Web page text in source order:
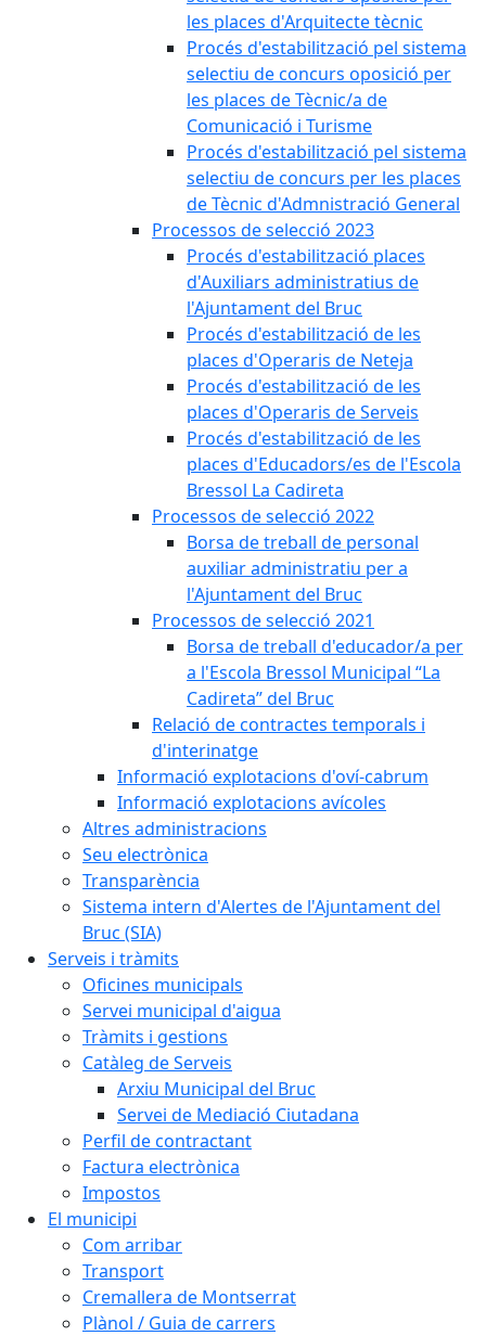
les places d'Arquitecte tècnic
Procés d'estabilització pel sistema
selectiu de concurs oposició per
les places de Tècnic/a de
Comunicació i Turisme
Procés d'estabilització pel sistema
selectiu de concurs per les places
de Tècnic d'Admnistració General
Processos de selecció 2023
Procés d'estabilització places
d'Auxiliars administratius de
l'Ajuntament del Bruc
Procés d'estabilització de les
places d'Operaris de Neteja
Procés d'estabilització de les
places d'Operaris de Serveis
Procés d'estabilització de les
places d'Educadors/es de l'Escola
Bressol La Cadireta
Processos de selecció 2022
Borsa de treball de personal
auxiliar administratiu per a
l'Ajuntament del Bruc
Processos de selecció 2021
Borsa de treball d'educador/a per
a l'Escola Bressol Municipal “La
Cadireta” del Bruc
Relació de contractes temporals i
d'interinatge
Informació explotacions d'oví-cabrum
Informació explotacions avícoles
Altres administracions
Seu electrònica
Transparència
Sistema intern d'Alertes de l'Ajuntament del
Bruc (SIA)
Serveis i tràmits
Oficines municipals
Servei municipal d'aigua
Tràmits i gestions
Catàleg de Serveis
Arxiu Municipal del Bruc
Servei de Mediació Ciutadana
Perfil de contractant
Factura electrònica
Impostos
El municipi
Com arribar
Transport
Cremallera de Montserrat
Plànol / Guia de carrers